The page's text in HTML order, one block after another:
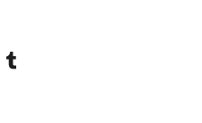
আমাদের টাম্বলার অ্যাকাউন্ট দেখুন